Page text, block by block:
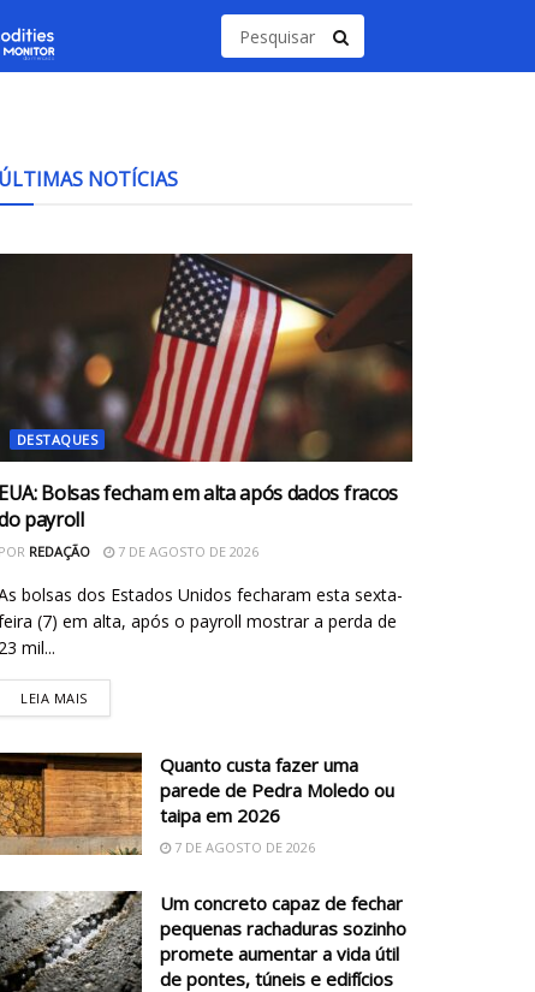
ÚLTIMAS NOTÍCIAS
DESTAQUES
EUA: Bolsas fecham em alta após dados fracos
payroll
POR REDAÇÃO 7 DE AGOSTO DE 2026
bolsas dos Estados Unidos fecharam esta sexta-
(7) em alta, após o payroll mostrar a perda de
23 mil...
LEIA MAIS
Quanto custa fazer uma
parede de Pedra Moledo ou
taipa em 2026
7 DE AGOSTO DE 2026
Um concreto capaz de fechar
pequenas rachaduras sozinho
promete aumentar a vida útil
de pontes, túneis e edifícios